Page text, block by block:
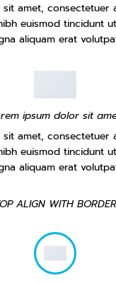
amet, consectetuer
euismod tincidunt
aliquam erat
ipsum dolor sit
amet, consectetuer
euismod tincidunt
aliquam erat
ALIGN WITH BORDER